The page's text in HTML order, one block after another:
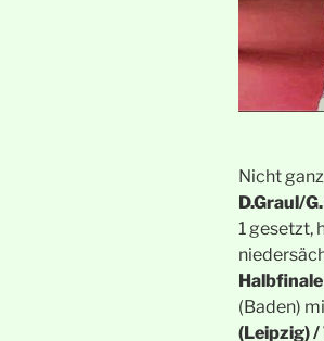
Nicht
D.Graul/
1 gesetzt,
Halbfinale
(Baden)
(Leipzig)